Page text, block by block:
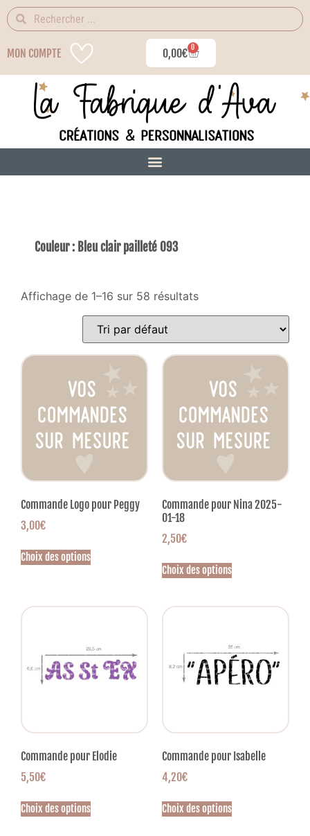
MON COMPTE 0,00€ 0
Couleur : Bleu clair pailleté 093
Affichage de 1–16 sur 58 résultats
Commande Logo pour Peggy
3,00€
Choix des options
Commande pour Nina 2025-
01-18
2,50€
Choix des options
Commande pour Elodie
5,50€
Choix des options
Commande pour Isabelle
4,20€
Choix des options